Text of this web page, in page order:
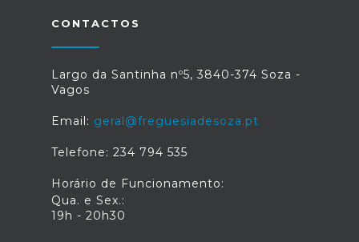
CONTACTOS
Largo da Santinha nº5, 3840-374 Soza -
Vagos
Email: geral@freguesiadesoza.pt
Telefone: 234 794 535
Horário de Funcionamento:
Qua. e Sex.:
19h - 20h30